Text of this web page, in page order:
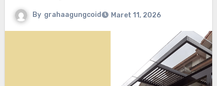
By grahaagungcoid Maret 11, 2026